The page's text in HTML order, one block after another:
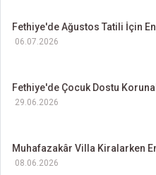
Fethiye'de Ağustos Tatili İçin
06.07.2026
Fethiye'de Çocuk Dostu
29.06.2026
Muhafazakâr Villa Kiralarken
08.06.2026